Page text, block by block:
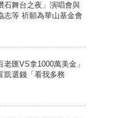
石舞台之夜」演唱會與
志等 祈願為華山基金會
老匯VS拿1000萬美金」
凱選錢「看我多務